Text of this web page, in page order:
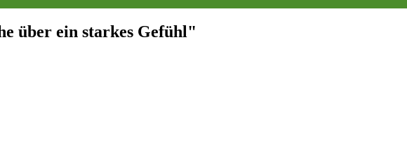
über ein starkes Gefühl"